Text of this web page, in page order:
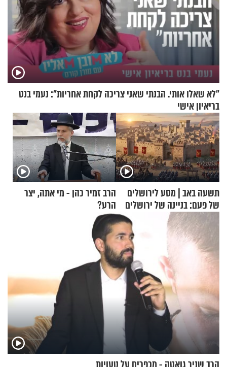
"לא שאלו אותי. הבנתי שאני צריכה לקחת אחריות": נעמי בנט
בריאיון אישי
תשעה באב | מסע לירושלים
של פעם: בניינה של ירושלים
הרב זמיר כהן - מי אתה, יצר
הרע?